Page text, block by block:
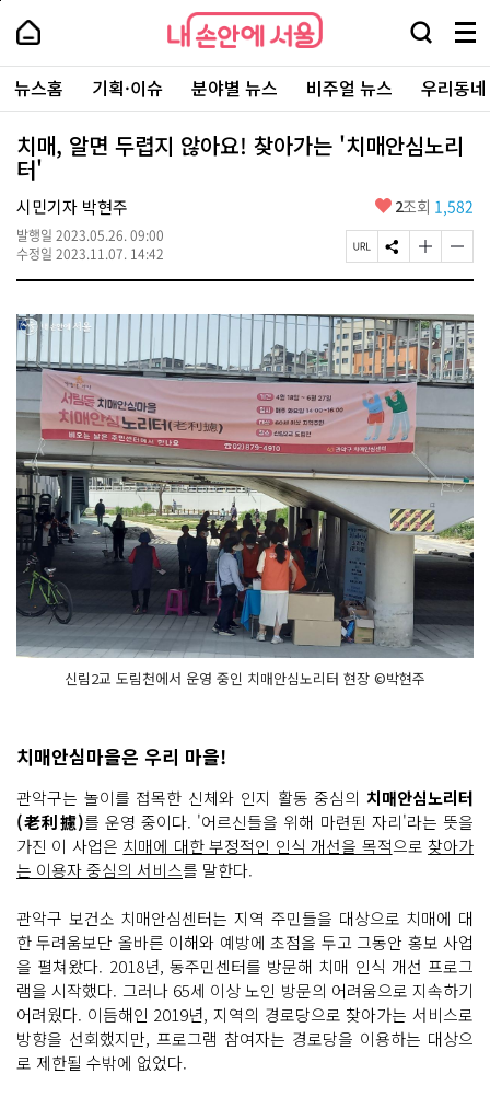
본
로
가
내
손
안
에
서
울
-
서
울
시
대
표
소
통
포
내
손
에
울
검
창
열
기
메
뉴
전
체
보
주
요
서
뉴스홈 기획·이슈 분야별 뉴스 비주얼 뉴스 우리동
치매, 알면 두렵지 않아요! 찾아가는 '치매안심노리
터'
시민기자 박현주
발행일 2023.05.26. 09:00
수정일 2023.11.07. 14:42
좋
요
2조회 1,582
페
이
U
R
L
복
사
S
N
공
유
하
기
글
자
기
크
게
변
경
기
글
자
기
작
게
변
경
기
신림2교 도림천에서 운영 중인 치매안심노리터 현장 ©박현주
치매안심마을은 우리 마을!
관악구는 놀이를 접목한 신체와 인지 활동 중심의 치매안심노리터
(老利攄)를 운영 중이다. '어르신들을 위해 마련된 자리'라는 뜻을
가진 이 사업은 치매에 대한 부정적인 인식 개선을 목적으로 찾아가
는 이용자 중심의 서비스를 말한다.
관악구 보건소 치매안심센터는 지역 주민들을 대상으로 치매에 대
한 두려움보단 올바른 이해와 예방에 초점을 두고 그동안 홍보 사업
을 펼쳐왔다. 2018년, 동주민센터를 방문해 치매 인식 개선 프로그
램을 시작했다. 그러나 65세 이상 노인 방문의 어려움으로 지속하기
어려웠다. 이듬해인 2019년, 지역의 경로당으로 찾아가는 서비스로
방향을 선회했지만, 프로그램 참여자는 경로당을 이용하는 대상으
로 제한될 수밖에 없었다.
페
상
단
로